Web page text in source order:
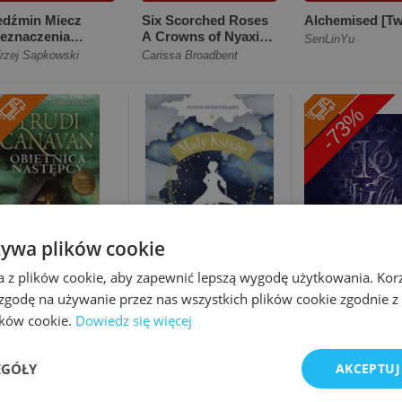
Miecz
Sapkowski
Six Scorched Roses
A Crowns of Nyaxia
Novella [Miękka]
Carissa Broadbent
Alchemised
SenLinYu
Milenium
Trzecia
€10.19
-73%
€2.09
€7.67
[Audiobook]
[Digipack]
Neil Gaiman
plików cookie
z plików cookie, aby zapewnić lepszą wygodę użytkowania.
na używanie przez nas wszystkich plików cookie zgodnie
cookie. Dowiedz się więcej